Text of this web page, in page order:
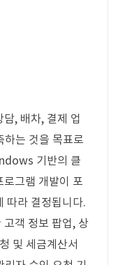
, 배차, 결제 업
하는 것을 목표로
기반의 클
그램 개발이 포
따라 결정됩니다.
객 정보 팝업, 상
및 세금계산서